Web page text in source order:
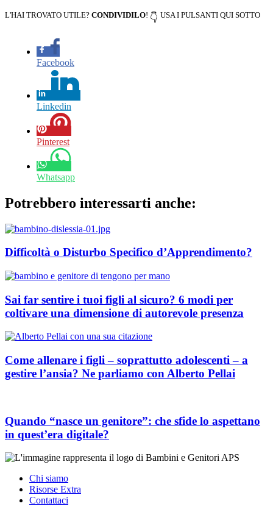
L'HAI TROVATO UTILE? CONDIVIDILO! 👇 USA I PULSANTI QUI SOTTO
Facebook
Linkedin
Pinterest
Whatsapp
Potrebbero interessarti anche:
Difficoltà o Disturbo Specifico d’Apprendimento?
Sai far sentire i tuoi figli al sicuro? 6 modi per
coltivare una dimensione di autorevole presenza
Come allenare i figli – soprattutto adolescenti – a
gestire l’ansia? Ne parliamo con Alberto Pellai
Quando “nasce un genitore”: che sfide lo aspettano
in quest’era digitale?
Chi siamo
Risorse Extra
Contattaci